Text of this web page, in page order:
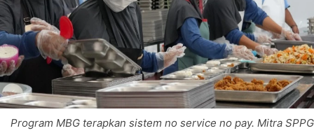
Program MBG terapkan sistem no service no pay. Mitra SPPG